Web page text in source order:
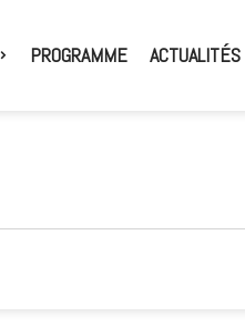
PROGRAMME ACTUALITÉS